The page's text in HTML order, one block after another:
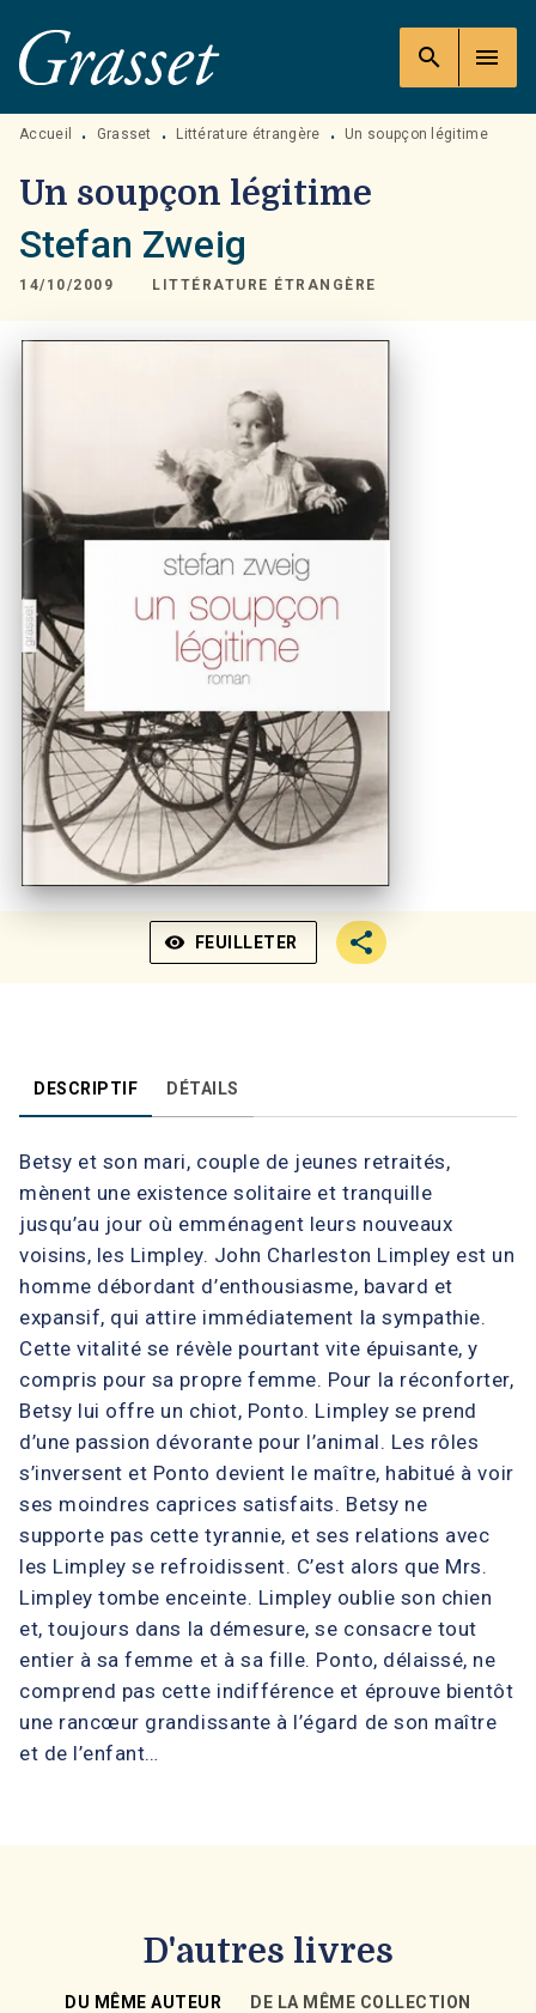
MENU RECHERCHE
PIED DE PAGE
search menu
Accueil • Grasset • Littérature étrangère • Un soupçon légitime
Un soupçon légitime
Stefan Zweig
14/10/2009 LITTÉRATURE ÉTRANGÈRE
visibility FEUILLETER
DESCRIPTIF DÉTAILS
Betsy et son mari, couple de jeunes retraités,
mènent une existence solitaire et tranquille
jusqu’au jour où emménagent leurs nouveaux
voisins, les Limpley. John Charleston Limpley est un
homme débordant d’enthousiasme, bavard et
expansif, qui attire immédiatement la sympathie.
Cette vitalité se révèle pourtant vite épuisante, y
compris pour sa propre femme. Pour la réconforter,
Betsy lui offre un chiot, Ponto. Limpley se prend
d’une passion dévorante pour l’animal. Les rôles
s’inversent et Ponto devient le maître, habitué à voir
ses moindres caprices satisfaits. Betsy ne
supporte pas cette tyrannie, et ses relations avec
les Limpley se refroidissent. C’est alors que Mrs.
Limpley tombe enceinte. Limpley oublie son chien
et, toujours dans la démesure, se consacre tout
entier à sa femme et à sa fille. Ponto, délaissé, ne
comprend pas cette indifférence et éprouve bientôt
une rancœur grandissante à l’égard de son maître
et de l’enfant…
D'autres livres
DU MÊME AUTEUR DE LA MÊME COLLECTION